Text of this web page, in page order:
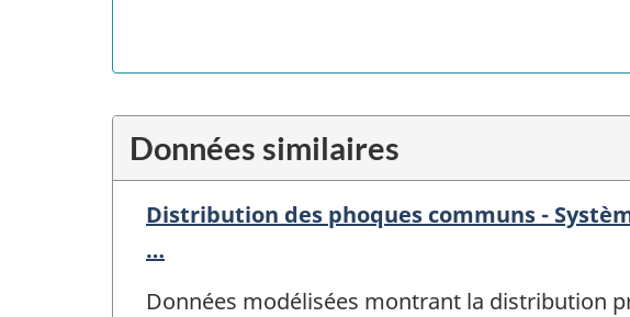
Données similaires
Distribution des phoques communs -
…
Données modélisées montrant la distribution